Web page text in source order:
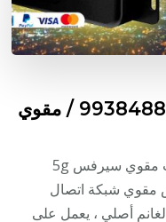
مقوي شبكة 5g السالمي / 99384888 / مقوي
افضل مقوي شبكة 5g السالمي الكويت مقوي سيرفس 5g
مقوي شبكة اتصال
أصلي ، يعمل على